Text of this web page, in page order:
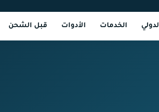
الخدمات الأدوات قبل الشحن